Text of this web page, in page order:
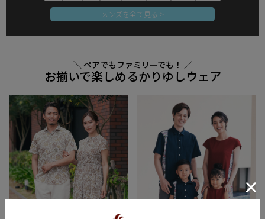
メンズを全て見る >
＼ ペアでもファミリーでも！ ／
お揃いで楽しめるかりゆしウェア